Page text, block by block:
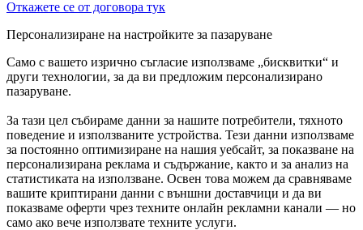
Откажете се от договора тук
Персонализиране на настройките за пазаруване
Само с вашето изрично съгласие използваме „бисквитки“ и
други технологии, за да ви предложим персонализирано
пазаруване.
За тази цел събираме данни за нашите потребители, тяхното
поведение и използваните устройства. Тези данни използваме
за постоянно оптимизиране на нашия уебсайт, за показване на
персонализирана реклама и съдържание, както и за анализ на
статистиката на използване. Освен това можем да сравняваме
вашите криптирани данни с външни доставчици и да ви
показваме оферти чрез техните онлайн рекламни канали — но
само ако вече използвате техните услуги.